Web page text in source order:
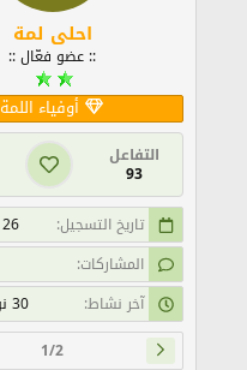
احلى لمة
:: عضو فعّال ::
أوفياء اللمة
التفاعل
93
تاريخ التسجيل
26 جوان 2007
المشاركات
آخر نشاط
30 نوفمبر 2015
1/2